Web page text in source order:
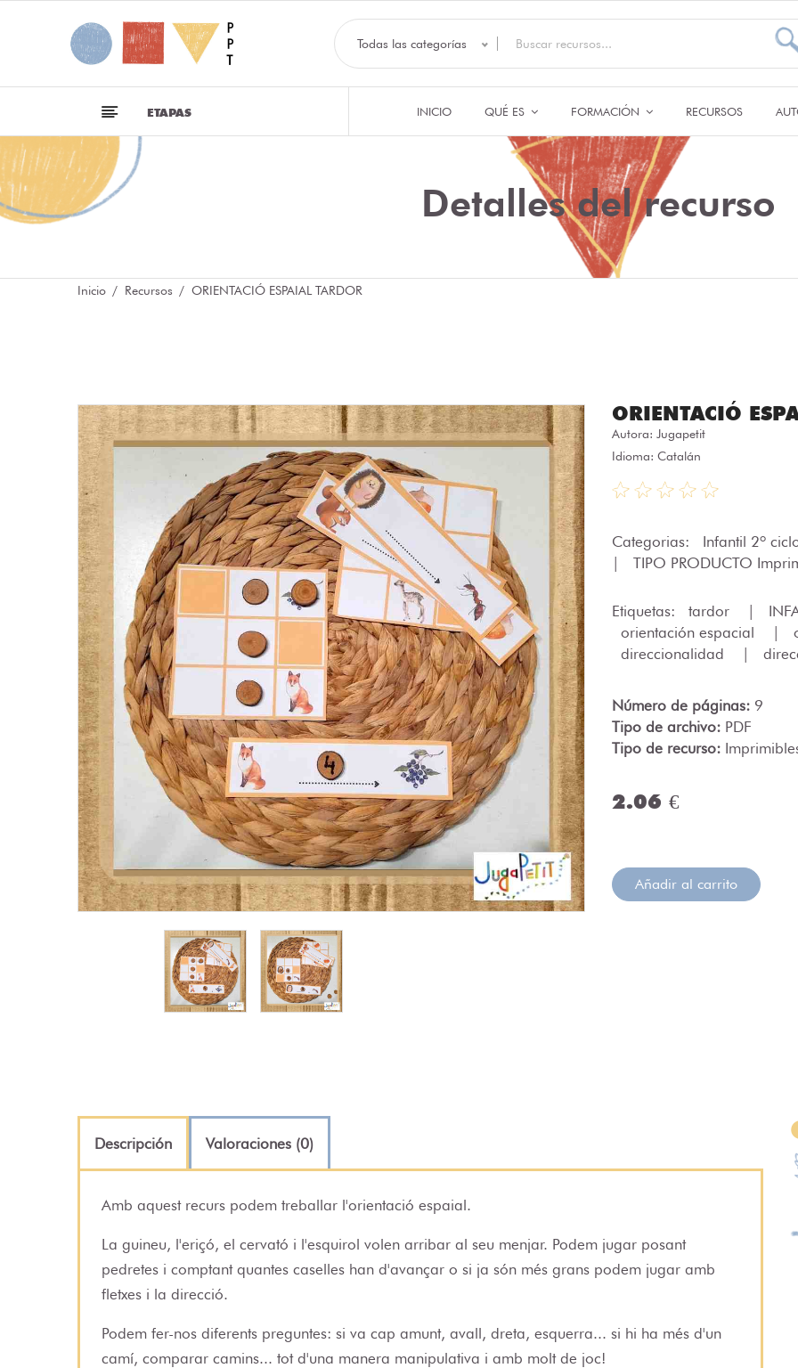
Todas las categorías
ETAPAS INICIO QUÉ ES FORMACIÓN RECURSOS
Detalles del recurso
Inicio Recursos ORIENTACIÓ ESPAIAL TARDOR
ORIENTACIÓ
Autora: Jugapetit
Idioma: Catalán
Categorias: Infantil 2º
TIPO PRODUCTO
Etiquetas: tardor
orientación espacial
direccionalidad
Número de páginas: 9
Tipo de archivo: PDF
Tipo de recurso:
2.06 €
Añadir al carrito
Descripción Valoraciones (0)
Amb aquest recurs podem treballar l'orientació espaial.
La guineu, l'eriçó, el cervató i l'esquirol volen arribar al seu menjar. Podem jugar posant
pedretes i comptant quantes caselles han d'avançar o si ja són més grans podem jugar amb
fletxes i la direcció.
Podem fer-nos diferents preguntes: si va cap amunt, avall, dreta, esquerra... si hi ha més d'un
camí, comparar camins... tot d'una manera manipulativa i amb molt de joc!